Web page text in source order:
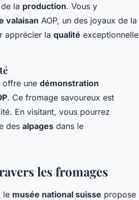
la production. Vous y
valaisan AOP, un des joyaux de la
apprécier la qualité exceptionnelle
offre une démonstration
. Ce fromage savoureux est
En visitant, vous pourrez
des alpages dans le
les fromages
le musée national suisse propose